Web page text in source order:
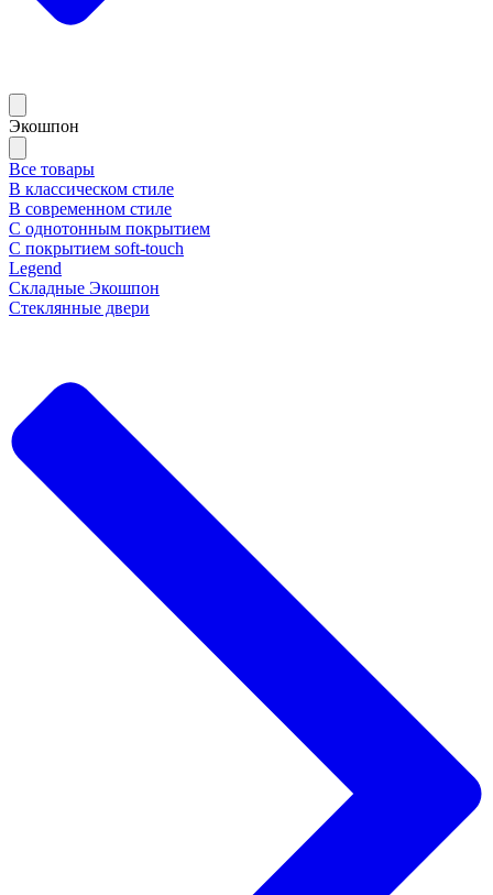
Экошпон
Все товары
В классическом стиле
В современном стиле
С однотонным покрытием
С покрытием soft-touch
Legend
Складные Экошпон
Стеклянные двери